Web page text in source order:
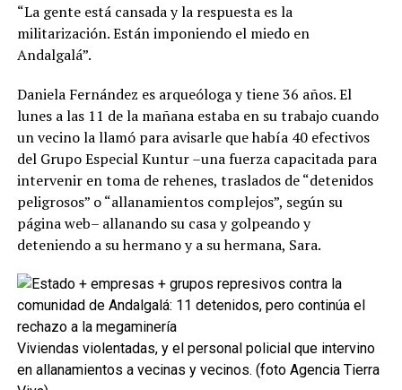
“La gente está cansada y la respuesta es la
militarización. Están imponiendo el miedo en
Andalgalá”.
Daniela Fernández es arqueóloga y tiene 36 años. El
lunes a las 11 de la mañana estaba en su trabajo cuando
un vecino la llamó para avisarle que había 40 efectivos
del Grupo Especial Kuntur –una fuerza capacitada para
intervenir en toma de rehenes, traslados de “detenidos
peligrosos” o “allanamientos complejos”, según su
página web– allanando su casa y golpeando y
deteniendo a su hermano y a su hermana, Sara.
Viviendas violentadas, y el personal policial que intervino
en allanamientos a vecinas y vecinos. (foto Agencia Tierra